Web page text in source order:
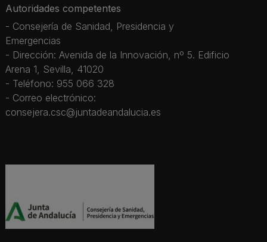
Autoridades competentes
- Consejería de Sanidad, Presidencia y
Emergencias
- Dirección: Avenida de la Innovación, nº 5. Edificio
Arena 1, Sevilla, 41020
- Teléfono: 955 066 328
- Correo electrónico:
consejera.csc@juntadeandalucia.es